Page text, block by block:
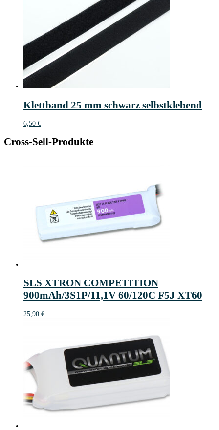
Klettband 25 mm schwarz selbstklebend
6,50 €
Cross-Sell-Produkte
SLS XTRON COMPETITION
900mAh/3S1P/11,1V 60/120C F5J XT60
25,90 €